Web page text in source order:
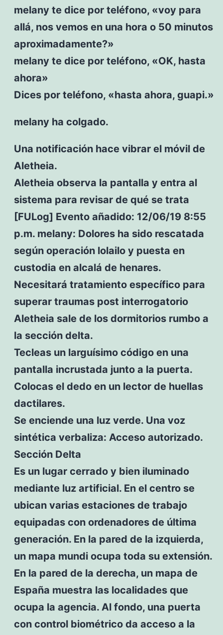
melany te dice por teléfono, «voy para
allá, nos vemos en una hora o 50 minutos
aproximadamente?»
melany te dice por teléfono, «OK, hasta
ahora»
Dices por teléfono, «hasta ahora, guapi.»
melany ha colgado.
Una notificación hace vibrar el móvil de
Aletheia.
Aletheia observa la pantalla y entra al
sistema para revisar de qué se trata
[FULog] Evento añadido: 12/06/19 8:55
p.m. melany: Dolores ha sido rescatada
según operación lolailo y puesta en
custodia en alcalá de henares.
Necesitará tratamiento específico para
superar traumas post interrogatorio
Aletheia sale de los dormitorios rumbo a
la sección delta.
Tecleas un larguísimo código en una
pantalla incrustada junto a la puerta.
Colocas el dedo en un lector de huellas
dactilares.
Se enciende una luz verde. Una voz
sintética verbaliza: Acceso autorizado.
Sección Delta
Es un lugar cerrado y bien iluminado
mediante luz artificial. En el centro se
ubican varias estaciones de trabajo
equipadas con ordenadores de última
generación. En la pared de la izquierda,
un mapa mundi ocupa toda su extensión.
En la pared de la derecha, un mapa de
España muestra las localidades que
ocupa la agencia. Al fondo, una puerta
con control biométrico da acceso a la